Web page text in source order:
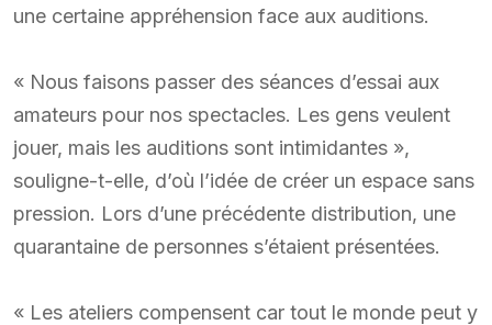
une certaine appréhension face aux auditions.
« Nous faisons passer des séances d’essai aux
amateurs pour nos spectacles. Les gens veulent
jouer, mais les auditions sont intimidantes »,
souligne-t-elle, d’où l’idée de créer un espace sans
pression. Lors d’une précédente distribution, une
quarantaine de personnes s’étaient présentées.
« Les ateliers compensent car tout le monde peut y